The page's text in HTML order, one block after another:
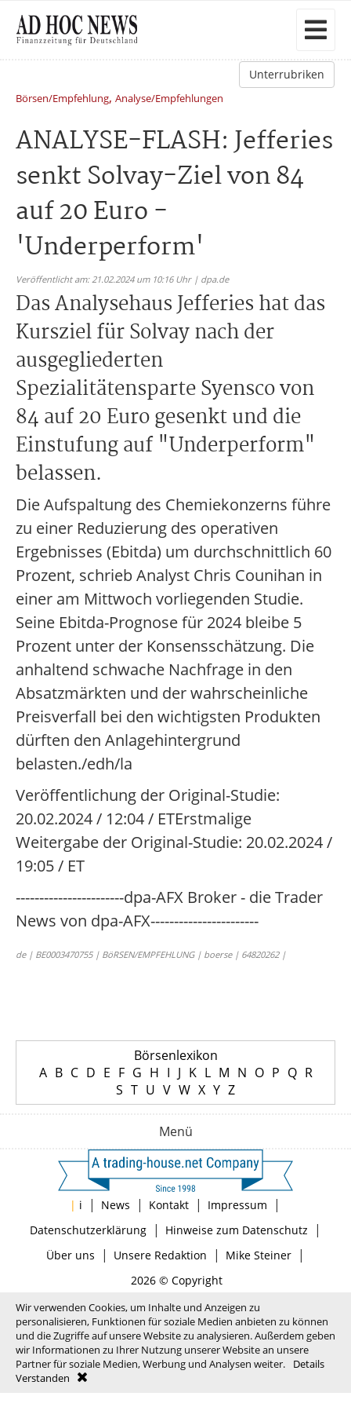
Unterrubriken
Börsen/Empfehlung, Analyse/Empfehlungen
ANALYSE-FLASH: Jefferies
senkt Solvay-Ziel von 84
auf 20 Euro -
'Underperform'
Veröffentlicht am: 21.02.2024 um 10:16 Uhr | dpa.de
Das Analysehaus Jefferies hat das
Kursziel für Solvay nach der
ausgegliederten
Spezialitätensparte Syensco von
84 auf 20 Euro gesenkt und die
Einstufung auf "Underperform"
belassen.
Die Aufspaltung des Chemiekonzerns führe
zu einer Reduzierung des operativen
Ergebnisses (Ebitda) um durchschnittlich 60
Prozent, schrieb Analyst Chris Counihan in
einer am Mittwoch vorliegenden Studie.
Seine Ebitda-Prognose für 2024 bleibe 5
Prozent unter der Konsensschätzung. Die
anhaltend schwache Nachfrage in den
Absatzmärkten und der wahrscheinliche
Preisverfall bei den wichtigsten Produkten
dürften den Anlagehintergrund
belasten./edh/la
Veröffentlichung der Original-Studie:
20.02.2024 / 12:04 / ETErstmalige
Weitergabe der Original-Studie: 20.02.2024 /
19:05 / ET
-----------------------dpa-AFX Broker - die Trader
News von dpa-AFX-----------------------
de | BE0003470755 | BöRSEN/EMPFEHLUNG | boerse | 64820262 |
Börsenlexikon
A B C D E F G H I J K L M N O P Q R
S T U V W X Y Z
Menü
| i | News | Kontakt | Impressum |
Datenschutzerklärung| Hinweise zum Datenschutz |
Über uns | Unsere Redaktion | Mike Steiner|
2026 © Copyright
Wir verwenden Cookies, um Inhalte und Anzeigen zu
personalisieren, Funktionen für soziale Medien anbieten zu können
und die Zugriffe auf unsere Website zu analysieren. Außerdem geben
wir Informationen zu Ihrer Nutzung unserer Website an unsere
Partner für soziale Medien, Werbung und Analysen weiter.
Details
Verstanden